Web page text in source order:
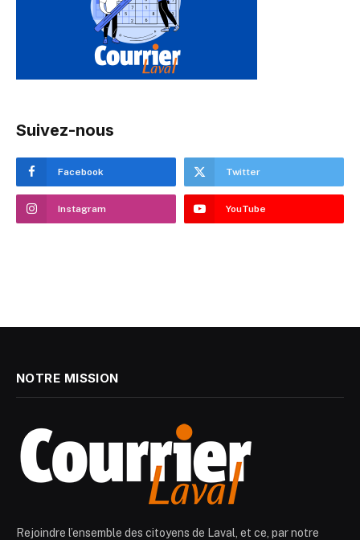
Suivez-nous
Facebook Twitter
Instagram YouTube
NOTRE MISSION
Rejoindre l’ensemble des citoyens de Laval, et ce, par notre